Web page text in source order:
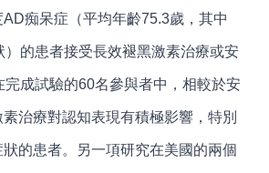
痴呆症（平均年齡75.3歲，其中
）的患者接受長效褪黑激素治療或安
完成試驗的60名參與者中，相較於安
治療對認知表現有積極影響，特別
的患者。另一項研究在美國的兩個